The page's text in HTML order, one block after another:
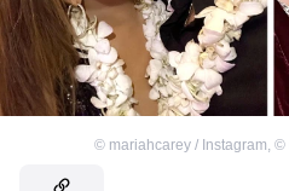
© mariahcarey / Instagram, ©